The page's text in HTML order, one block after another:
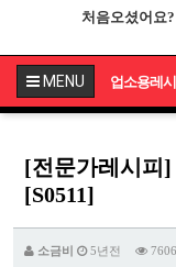
처음오셨어요?
MENU 업소용레
[전문가레시피
[S0511]
소금비 5년전 7606